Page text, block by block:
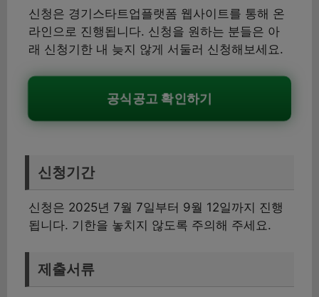
신청은 경기스타트업플랫폼 웹사이트를 통해 온
라인으로 진행됩니다. 신청을 원하는 분들은 아
래 신청기한 내 늦지 않게 서둘러 신청해보세요.
공식공고 확인하기
신청기간
신청은 2025년 7월 7일부터 9월 12일까지 진행
됩니다. 기한을 놓치지 않도록 주의해 주세요.
제출서류